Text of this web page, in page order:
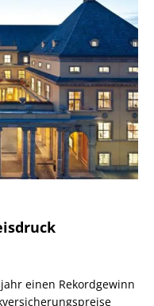
einen Rekordgewinn